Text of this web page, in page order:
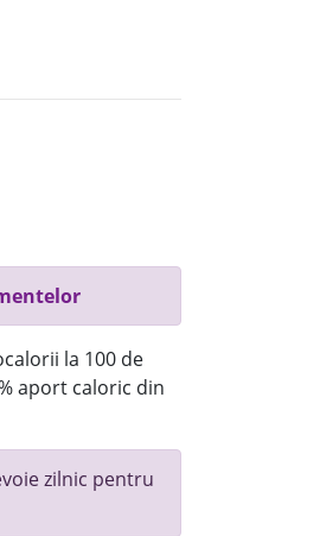
la 100 de
aport caloric din
zilnic pentru